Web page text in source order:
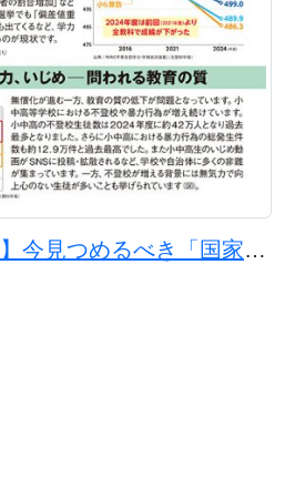
【幸福実現党NEWS】今見つめるべき「国家百年の計」としての教育の問題点